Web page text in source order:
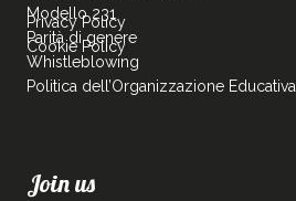
Modello 231
Parità di genere
Whistleblowing
Politica dell’Organizzazione Educativa
Privacy Policy
Cookie Policy
Join us